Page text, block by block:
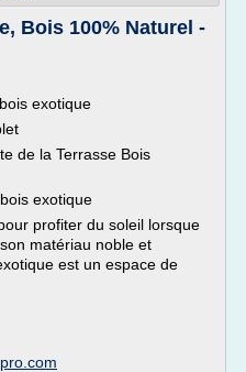
Bois 100% Naturel -
exotique
de la Terrasse Bois
exotique
profiter du soleil lorsque
matériau noble et
est un espace de